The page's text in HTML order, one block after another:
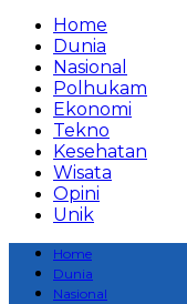
Home
Dunia
Nasional
Polhukam
Ekonomi
Tekno
Kesehatan
Wisata
Opini
Unik
Home
Dunia
Nasional